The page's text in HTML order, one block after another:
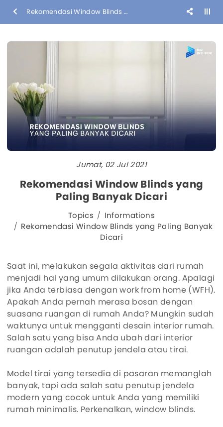
Rekomendasi Window Blinds yang Paling Banyak Dicari
Jumat, 02 Jul 2021
Rekomendasi Window Blinds yang
Paling Banyak Dicari
Topics
Informations
Rekomendasi Window Blinds yang Paling Banyak
Dicari
Saat ini, melakukan segala aktivitas dari rumah
menjadi hal yang umum dilakukan orang. Apalagi
jika Anda terbiasa dengan work from home (WFH).
Apakah Anda pernah merasa bosan dengan
suasana ruangan di rumah Anda? Mungkin sudah
waktunya untuk mengganti desain interior rumah.
Salah satu yang bisa Anda ubah dari interior
ruangan adalah penutup jendela atau tirai.
Model tirai yang tersedia di pasaran memanglah
banyak, tapi ada salah satu penutup jendela
modern yang cocok untuk Anda yang memiliki
rumah minimalis. Perkenalkan, window blinds.